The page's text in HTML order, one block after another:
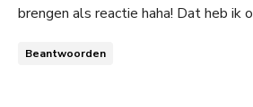
brengen als reactie haha! Dat heb ik
Beantwoorden